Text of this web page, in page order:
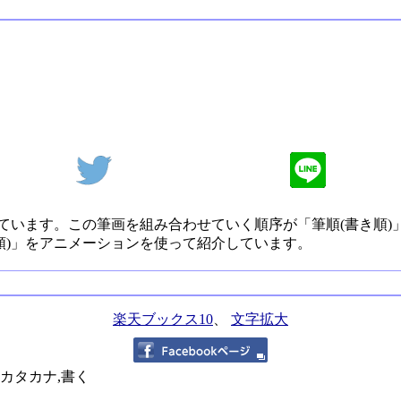
ます。この筆画を組み合わせていく順序が「筆順(書き順)
をアニメーションを使って紹介しています。
楽天ブックス10 文字拡大
タカナ,書く